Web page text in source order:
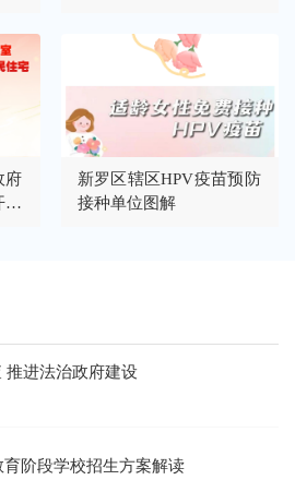
作方案的通知》图文解读
府
农
新罗区辖区HPV疫苗预防
接种单位图解
推进法治政府建设
阶段学校招生方案解读